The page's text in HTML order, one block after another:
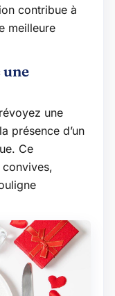
contribue à
meilleure
une
une
présence d’un
Ce
convives,